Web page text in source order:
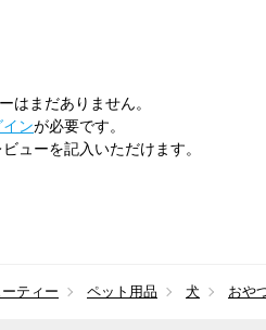
はまだありません。
インが必要です。
ューを記入いただけます。
ティー ペット用品 犬 おや